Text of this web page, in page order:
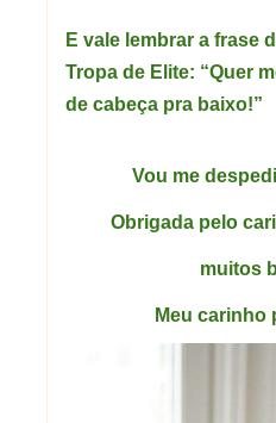
E vale lembrar a frase
Tropa de Elite: “Quer
de cabeça pra baixo!”
Vou me
Obrigada pelo
muitos
Meu carinho